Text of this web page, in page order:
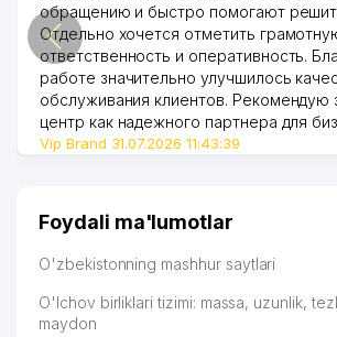
обращению и быстро помогают
Отдельно хочется отметить
ответственность и оперативность.
работе значительно улучшилось
обслуживания клиентов. Рекомендую
центр как надежного партнера для
Vip Brand 31.07.2026 11:43:39
Foydali ma'lumotlar
O'zbekistonning mashhur saytlari
O'lchov birliklari tizimi: massa, uzunlik,
maydon